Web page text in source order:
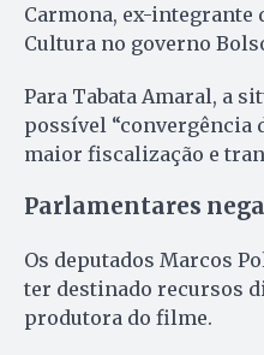
Carmona, ex-integrante
Cultura no governo
Para Tabata Amaral, a
possível “convergência
maior fiscalização e
Parlamentares
Os deputados Marcos
ter destinado recursos
produtora do filme.